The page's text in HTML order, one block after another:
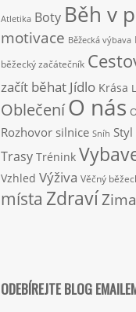
Atletika Boty Běh v
motivace Běžecká výbava
běžecký začátečník
začít běhat Jídlo Krása
OblečeníO nás
Rozhovor silnice Sníh Styl
Trasy Trénink
Vzhled Výživa Věčný
místa ZdravíZima
ODEBÍREJTE BLOG